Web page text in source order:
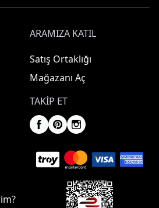
ARAMIZA KATIL
Satış Ortaklığı
Mağazanı Aç
TAKIP ET